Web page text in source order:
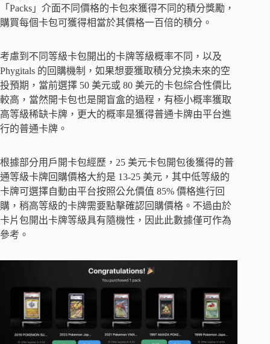
「Packs」介面不同價格的卡包來獲得不同的積分獎勵，
購買每個卡包可獲得相當於其價格一百倍的積分。
考慮到不同等級卡包開出的卡牌等級概率不同，以及
Phygitals 的回購機制，如果想要獲取積分兌換未來的空
投預期，當前選擇 50 美元或 80 美元的卡包綜合性價比
較高，當然開卡包也是開盲盒的過程，有極小概率獲取
高等級稀缺卡牌，更大的概率是獲得普通卡牌由平台進
行的普通卡牌。
根據部分用戶開卡包經歷，25 美元卡包開包後獲得的普
通等級卡牌回購價格大約是 13-25 美元，其中低等級的
卡牌可選擇自動由平台按照公允價值 85% 價格進行回
購，稍高等級的卡牌需要點擊確認回購價格。不過由於
卡片包開出卡牌等級具有隨機性，因此此數據僅可作為
參考。